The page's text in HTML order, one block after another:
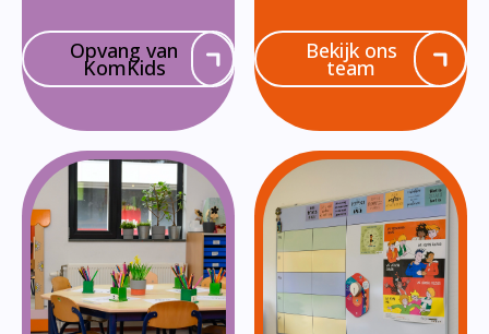
Opvang van
KomKids
Bekijk ons
team